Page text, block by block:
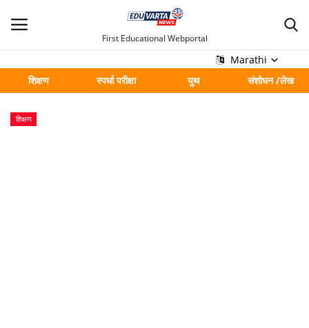
First Educational Webportal
Marathi
शिक्षण
स्पर्धा परीक्षा युथ संशोधन /लेख
मुख्य
Contact
शिक्षण